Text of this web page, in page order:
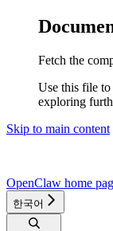
Fetch the
Use this file to
exploring
Skip to main content
OpenClaw home
한국어